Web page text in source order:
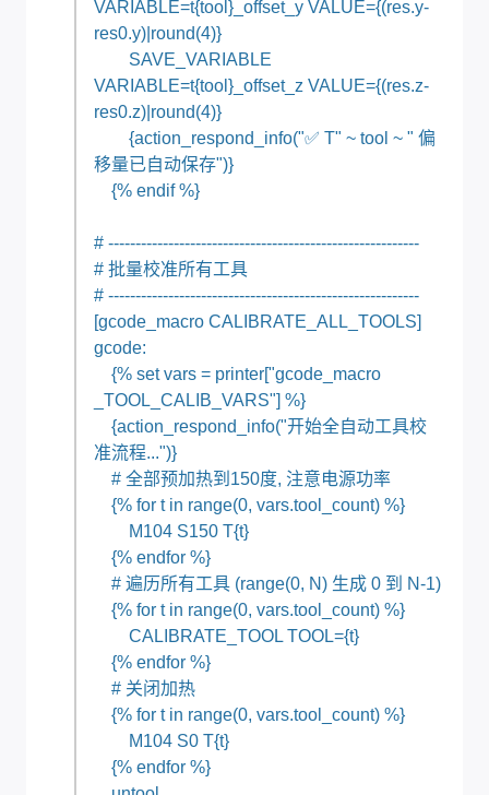
VARIABLE=t{tool}_offset_y VALUE={(res.y-
res0.y)|round(4)}
SAVE_VARIABLE
VARIABLE=t{tool}_offset_z VALUE={(res.z-
res0.z)|round(4)}
{action_respond_info("✅ T" ~ tool ~ " 偏
移量已自动保存")}
{% endif %}
# ---------------------------------------------------------
# 批量校准所有工具
# ---------------------------------------------------------
[gcode_macro CALIBRATE_ALL_TOOLS]
gcode:
{% set vars = printer["gcode_macro
_TOOL_CALIB_VARS"] %}
{action_respond_info("开始全自动工具校
准流程...")}
# 全部预加热到150度, 注意电源功率
{% for t in range(0, vars.tool_count) %}
M104 S150 T{t}
{% endfor %}
# 遍历所有工具 (range(0, N) 生成 0 到 N-1)
{% for t in range(0, vars.tool_count) %}
CALIBRATE_TOOL TOOL={t}
{% endfor %}
# 关闭加热
{% for t in range(0, vars.tool_count) %}
M104 S0 T{t}
{% endfor %}